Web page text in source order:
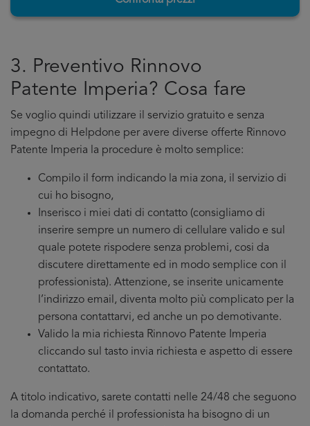
3. Preventivo Rinnovo
Patente Imperia? Cosa fare
Se voglio quindi utilizzare il servizio gratuito e senza
impegno di Helpdone per avere diverse offerte Rinnovo
Patente Imperia la procedure è molto semplice:
Compilo il form indicando la mia zona, il servizio di
cui ho bisogno,
Inserisco i miei dati di contatto (consigliamo di
inserire sempre un numero di cellulare valido e sul
quale potete rispodere senza problemi, cosi da
discutere direttamente ed in modo semplice con il
professionista). Attenzione, se inserite unicamente
l’indirizzo email, diventa molto più complicato per la
persona contattarvi, ed anche un po demotivante.
Valido la mia richiesta Rinnovo Patente Imperia
cliccando sul tasto invia richiesta e aspetto di essere
contattato.
A titolo indicativo, sarete contatti nelle 24/48 che seguono
la domanda perché il professionista ha bisogno di un